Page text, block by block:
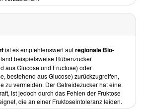
70 wundervolle Rezepte für Weihnachten
einem Abschnitt Zutaten & Ausstattung
unterteilt:
leichte Mahlzeiten
Dran
ist es empfehlenswert aufregionale Bio-
beispielsweise Rübenzucker
aus Glucose und Fructose) oder
bestehend aus Glucose) zurückzugreifen,
zu vermeiden. Der Getreidezucker hat eine
ist jedoch durch das Fehlen der Fruktose
die an einer Fruktoseintoleranz leiden.